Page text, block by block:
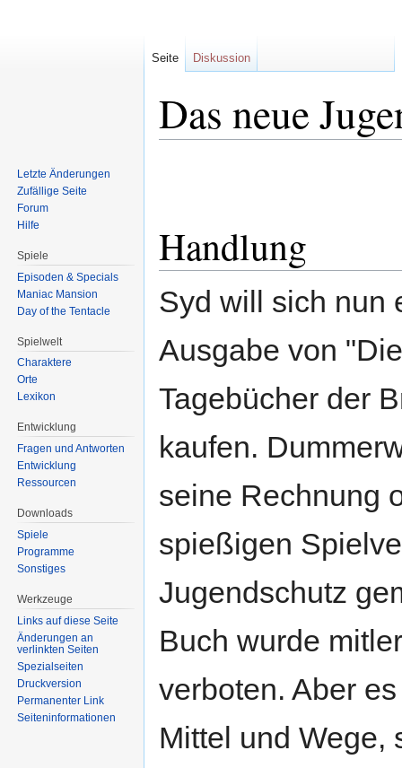
Das neue
Handlung
Syd will sich nun
Ausgabe von
Tagebücher der
kaufen.
seine Rechnung
spießigen
Jugendschutz
Buch wurde
verboten. Aber
Mittel und Wege,
Seite Diskussion
Letzte Änderungen
Zufällige Seite
Forum
Hilfe
Spiele
Episoden & Specials
Maniac Mansion
Day of the Tentacle
Spielwelt
Charaktere
Orte
Lexikon
Entwicklung
Fragen und Antworten
Entwicklung
Ressourcen
Downloads
Spiele
Programme
Sonstiges
Werkzeuge
Links auf diese Seite
Änderungen an
verlinkten Seiten
Spezialseiten
Druckversion
Permanenter Link
Seiten­informationen